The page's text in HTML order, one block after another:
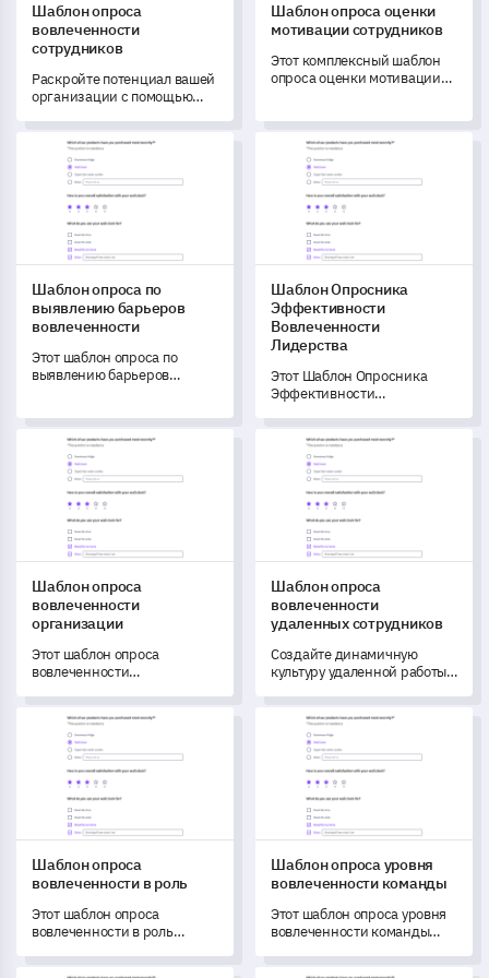
Шаблон опроса
вовлеченности
сотрудников
Раскройте потенциал вашей
организации с помощью
вовлеченности
сотрудников,
Шаблон опроса оценки
мотивации сотрудников
Этот комплексный шаблон
опроса оценки мотивации
мотивации вашей команды.
Шаблон опроса по выявлению барьеров вовлеченности
Шаблон опроса по
выявлению барьеров
вовлеченности
Этот шаблон опроса по
выявлению барьеров
любые препятствия,
влияющие на
вовлеченность
заинтересованных сторон.
Шаблон Опросника
Шаблон Опросника
Эффективности
Вовлеченности
Лидерства
Этот Шаблон Опросника
Эффективности
помогает вам измерить и
понять эффективность
усилий вашей организации
по вовлечению лидерства.
Шаблон опроса вовлеченности организации
Шаблон опроса
вовлеченности
организации
Этот шаблон опроса
вовлеченности
получить информацию о
связи ваших
заинтересованных сторон с
вашей организацией.
Шаблон опроса
Шаблон опроса
вовлеченности
удаленных сотрудников
Создайте динамичную
культуру удаленной работы с
вовлеченности
сотрудников, уникально
разработанного для оценки
комфорта и эффективности
вашего удаленного
персонала.
Шаблон опроса вовлеченности в роль
Шаблон опроса
вовлеченности в роль
Этот шаблон опроса
вовлеченности в роль
важные сведения о роли,
Шаблон опроса уровня
Шаблон опроса уровня
вовлеченности команды
Этот шаблон опроса уровня
вовлеченности команды
состояние взаимодействия,